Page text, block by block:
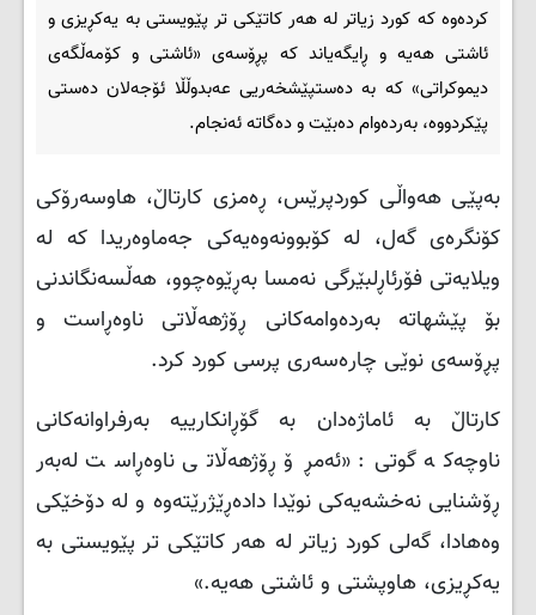
کردەوە کە کورد زیاتر لە هەر کاتێکی تر پێویستی بە یەکڕیزی و
ئاشتی هەیە و ڕایگەیاند کە پڕۆسەی «ئاشتی و کۆمەڵگەی
دیموکراتی» کە بە دەستپێشخەریی عەبدوڵڵا ئۆجەلان دەستی
پێکردووە، بەردەوام دەبێت و دەگاتە ئەنجام.
بەپێی هەواڵی کوردپرێس، ڕەمزی کارتاڵ، هاوسەرۆکی
کۆنگرەی گەل، لە کۆبوونەوەیەکی جەماوەریدا کە لە
ویلایەتی فۆرئاڕلبێرگی نەمسا بەڕێوەچوو، هەڵسەنگاندنی
بۆ پێشهاتە بەردەوامەکانی ڕۆژهەڵاتی ناوەڕاست و
پڕۆسەی نوێی چارەسەری پرسی کورد کرد.
کارتاڵ بە ئاماژەدان بە گۆڕانکارییە بەرفراوانەکانی
ناوچەکە گوتی: «ئەمڕۆ ڕۆژهەڵاتی ناوەڕاست لەبەر
ڕۆشنایی نەخشەیەکی نوێدا دادەڕێژرێتەوە و لە دۆخێکی
وەهادا، گەلی کورد زیاتر لە هەر کاتێکی تر پێویستی بە
یەکڕیزی، هاوپشتی و ئاشتی هەیە.»